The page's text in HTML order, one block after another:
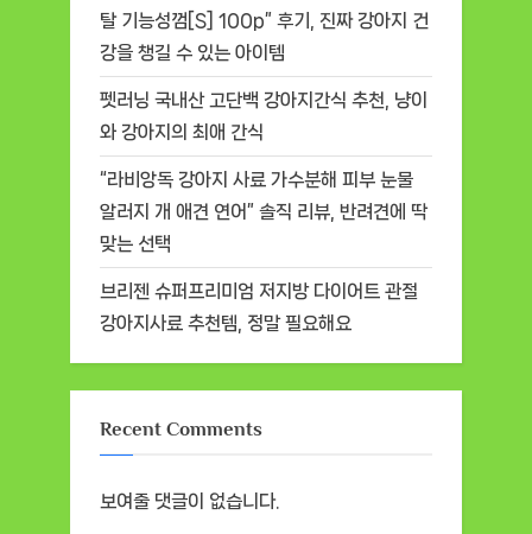
탈 기능성껌[S] 100p” 후기, 진짜 강아지 건
강을 챙길 수 있는 아이템
펫러닝 국내산 고단백 강아지간식 추천, 냥이
와 강아지의 최애 간식
“라비앙독 강아지 사료 가수분해 피부 눈물
알러지 개 애견 연어” 솔직 리뷰, 반려견에 딱
맞는 선택
브리젠 슈퍼프리미엄 저지방 다이어트 관절
강아지사료 추천템, 정말 필요해요
Recent Comments
보여줄 댓글이 없습니다.